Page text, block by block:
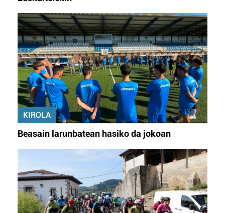
KIROLA
Beasain larunbatean hasiko da jokoan